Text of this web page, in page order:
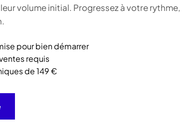
volume initial. Progressez à votre rythme,
pour bien démarrer
requis
de149 €